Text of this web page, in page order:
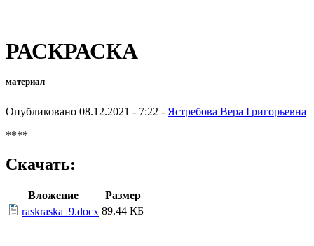
РАСКРАСКА
материал
Опубликовано 08.12.2021 - 7:22 - Ястребова Вера Григорьевна
****
Скачать:
Вложение
Размер
raskraska_9.docx 89.44 КБ